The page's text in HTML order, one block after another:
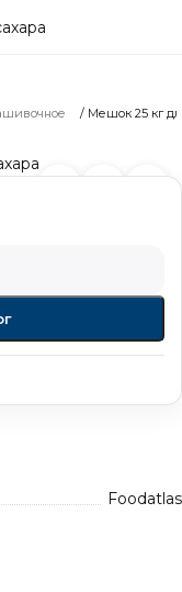
/ Мешок 25 кг
Foodatlas